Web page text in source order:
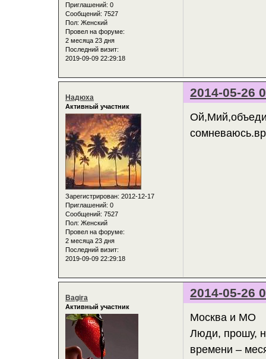
Приглашений: 0
Сообщений: 7527
Пол: Женский
Провел на форуме:
2 месяца 23 дня
Последний визит:
2019-09-09 22:29:18
2014-05-26
Надюха
Активный участник
Зарегистрирован: 2012-12-17
Приглашений: 0
Сообщений: 7527
Пол: Женский
Провел на форуме:
2 месяца 23 дня
Последний визит:
2019-09-09 22:29:18
2014-05-26
Bagira
Активный участник
Москва и МО
Люди, прошу,
времени –